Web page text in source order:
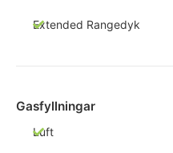
Extended Rangedyk
Gasfyllningar
Luft